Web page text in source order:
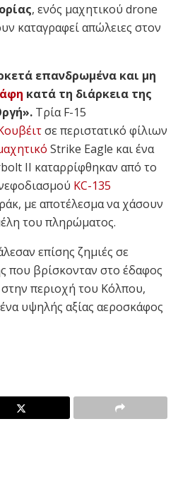
, ενός μαχητικού drone
καταγραφεί απώλειες στον
επανδρωμένα και μη
κατά τη διάρκεια της
Τρία F-15
σε περιστατικό φίλιων
Strike Eagle και ένα
II καταρρίφθηκαν από το
KC-135
με αποτέλεσμα να χάσουν
του πληρώματος.
επίσης ζημιές σε
που βρίσκονταν στο έδαφος
στην περιοχή του Κόλπου,
υψηλής αξίας αεροσκάφος